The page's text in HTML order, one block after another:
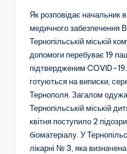
Як розповідає начальник
медичного забезпечення
Тернопільській міській
допомоги перебуває 19
підтвердженим COVID-19;
готуються на виписки,
Тернополя. Загалом
Тернопільській міській
квітня поступило 2
біоматеріалу. У
лікарні № 3, яка